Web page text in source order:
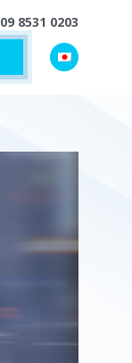
09 8531 0203